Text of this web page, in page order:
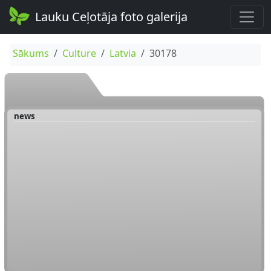
Lauku Ceļotāja foto galerija
Sākums Culture Latvia 30178
news